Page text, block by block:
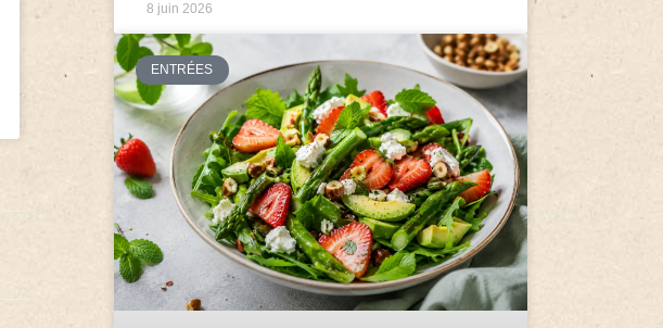
8 juin 2026
ENTRÉES